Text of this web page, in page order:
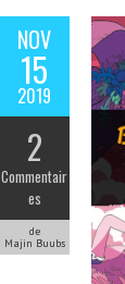
NOV
15
2019
2
Commentair
es
de
Majin Buubs